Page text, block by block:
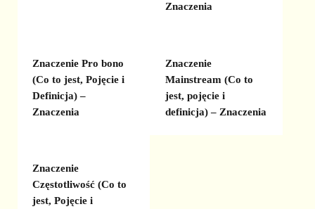
Znaczenia
Znaczenie Pro bono
(Co to jest, Pojęcie i
Definicja) –
Znaczenia
Znaczenie
Mainstream (Co to
jest, pojęcie i
definicja) – Znaczenia
Znaczenie
Częstotliwość (Co to
jest, Pojęcie i